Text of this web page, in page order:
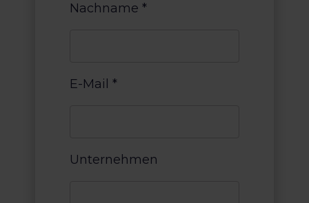
Nachname *
E-Mail *
Unternehmen